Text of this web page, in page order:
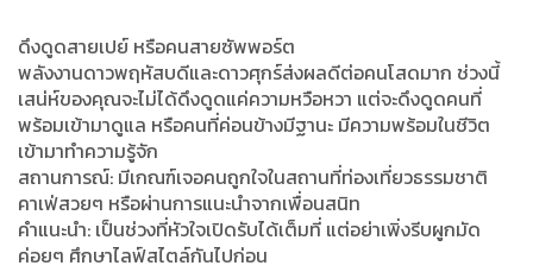
ดึงดูดสายเปย์ หรือคนสายซัพพอร์ต
พลังงานดาวพฤหัสบดีและดาวศุกร์ส่งผลดีต่อคนโสดมาก ช่วงนี้
เสน่ห์ของคุณจะไม่ได้ดึงดูดแค่ความหวือหวา แต่จะดึงดูดคนที่
พร้อมเข้ามาดูแล หรือคนที่ค่อนข้างมีฐานะ มีความพร้อมในชีวิต
เข้ามาทำความรู้จัก
สถานการณ์: มีเกณฑ์เจอคนถูกใจในสถานที่ท่องเที่ยวธรรมชาติ
คาเฟ่สวยๆ หรือผ่านการแนะนำจากเพื่อนสนิท
คำแนะนำ: เป็นช่วงที่หัวใจเปิดรับได้เต็มที่ แต่อย่าเพิ่งรีบผูกมัด
ค่อยๆ ศึกษาไลฟ์สไตล์กันไปก่อน